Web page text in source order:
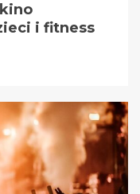
i fitness